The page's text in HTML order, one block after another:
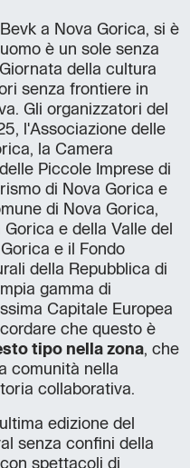
a Nova Gorica, si è
è un sole senza
della cultura
senza frontiere in
Gli organizzatori del
l'Associazione delle
la Camera
Piccole Imprese di
di Nova Gorica e
di Nova Gorica,
e della Valle del
e il Fondo
della Repubblica di
gamma di
Capitale Europea
che questo è
tipo nella zona, che
comunità nella
collaborativa.
edizione del
senza confini della
spettacoli di